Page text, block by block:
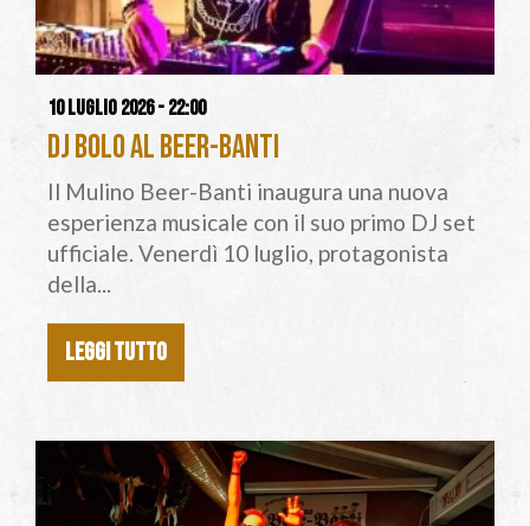
10 luglio 2026 - 22:00
DJ Bolo al Beer-Banti
Il Mulino Beer-Banti inaugura una nuova
esperienza musicale con il suo primo DJ set
ufficiale. Venerdì 10 luglio, protagonista
della...
LEGGI TUTTO